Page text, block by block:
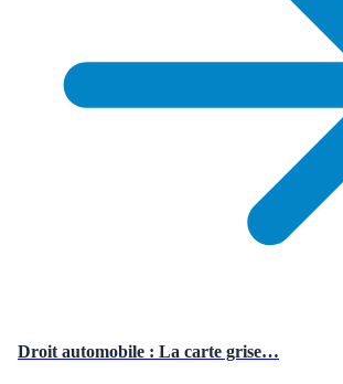
Droit automobile : La carte grise…